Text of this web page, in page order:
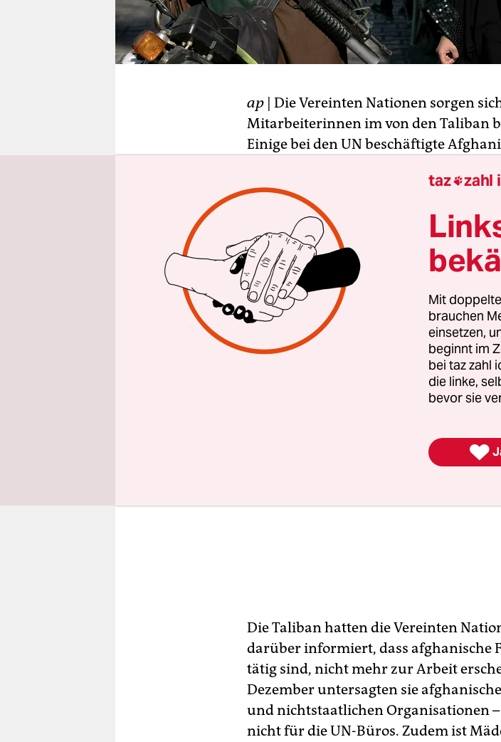
unterstützen
abo
genossenschaft
ap | Die Vereinten Nationen sorgen
Mitarbeiterinnen im von den Taliban
Einige bei den UN beschäftigte
Dienstag mit.
„Dies ist die jüngste in einer Reihe
ungesetzlichen – Maßnahmen, die
dem Ziel durchgeführt wurden, die
Mädchen an den meisten Bereichen
Lebens in Afghanistan stark
über die Menschenrechtslage in dem
Die Taliban hatten die Vereinten
darüber informiert, dass afghanische
tätig sind, nicht mehr zur Arbeit
Dezember untersagten sie
und nichtstaatlichen Organisationen
nicht für die UN-Büros. Zudem ist
taz zahl
Mit
brauchen
einsetzen,
beginnt im
bei taz zahl
die linke,
bevor sie
